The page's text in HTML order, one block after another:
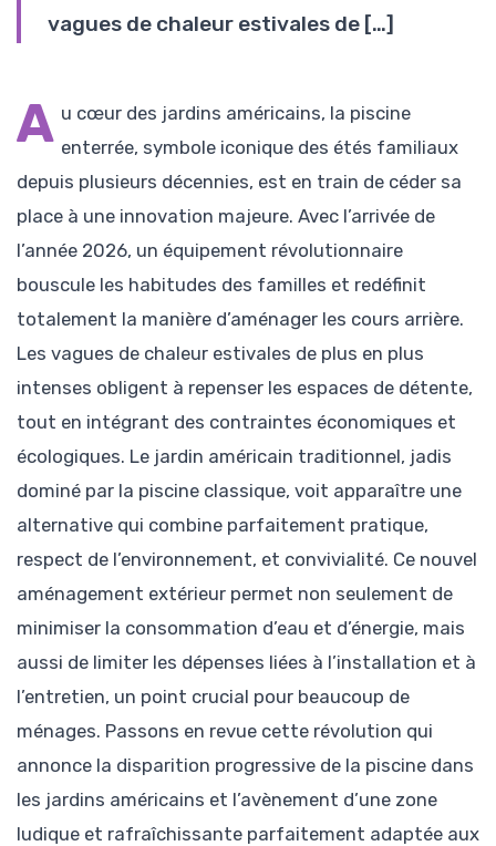
vagues de chaleur estivales de […]
A u cœur des jardins américains, la piscine
enterrée, symbole iconique des étés familiaux
depuis plusieurs décennies, est en train de céder sa
place à une innovation majeure. Avec l’arrivée de
l’année 2026, un équipement révolutionnaire
bouscule les habitudes des familles et redéfinit
totalement la manière d’aménager les cours arrière.
Les vagues de chaleur estivales de plus en plus
intenses obligent à repenser les espaces de détente,
tout en intégrant des contraintes économiques et
écologiques. Le jardin américain traditionnel, jadis
dominé par la piscine classique, voit apparaître une
alternative qui combine parfaitement pratique,
respect de l’environnement, et convivialité. Ce nouvel
aménagement extérieur permet non seulement de
minimiser la consommation d’eau et d’énergie, mais
aussi de limiter les dépenses liées à l’installation et à
l’entretien, un point crucial pour beaucoup de
ménages. Passons en revue cette révolution qui
annonce la disparition progressive de la piscine dans
les jardins américains et l’avènement d’une zone
ludique et rafraîchissante parfaitement adaptée aux